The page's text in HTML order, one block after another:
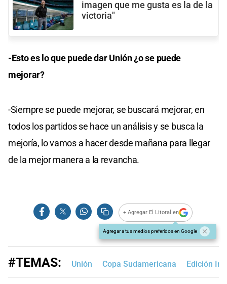
imagen que me gusta es la de la
victoria"
-Esto es lo que puede dar Unión ¿o se puede
mejorar?
-Siempre se puede mejorar, se buscará mejorar, en
todos los partidos se hace un análisis y se busca la
mejoría, lo vamos a hacer desde mañana para llegar
de la mejor manera a la revancha.
+ Agregar El Litoral en
Agregar a tus medios preferidos en Google
#TEMAS: Unión Copa Sudamericana Edición